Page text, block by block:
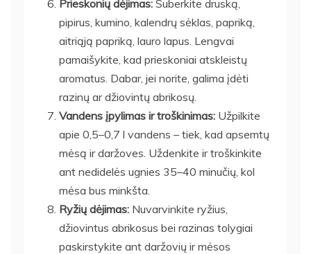
Prieskonių dėjimas: Suberkite druską,
pipirus, kumino, kalendrų sėklas, papriką,
aitriąją papriką, lauro lapus. Lengvai
pamaišykite, kad prieskoniai atskleistų
aromatus. Dabar, jei norite, galima įdėti
razinų ar džiovintų abrikosų.
Vandens įpylimas ir troškinimas: Užpilkite
apie 0,5–0,7 l vandens – tiek, kad apsemtų
mėsą ir daržoves. Uždenkite ir troškinkite
ant nedidelės ugnies 35–40 minučių, kol
mėsa bus minkšta.
Ryžių dėjimas: Nuvarvinkite ryžius,
džiovintus abrikosus bei razinas tolygiai
paskirstykite ant daržovių ir mėsos